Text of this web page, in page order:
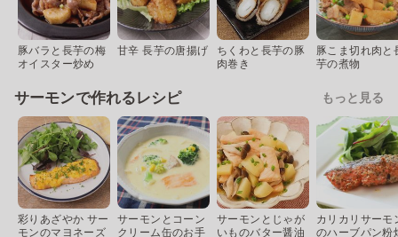
豚バラと長芋の梅
オイスター炒め
甘辛 長芋の唐揚げ
ちくわと長芋の豚
肉巻き
豚こま切れ肉と
芋の煮物
サーモンで作れるレシピ もっと見る
彩りあざやか サー
モンのマヨネーズ
サーモンとコーン
クリーム缶のお手
サーモンとじゃが
いものバター醤油
カリカリサーモ
のハーブパン粉